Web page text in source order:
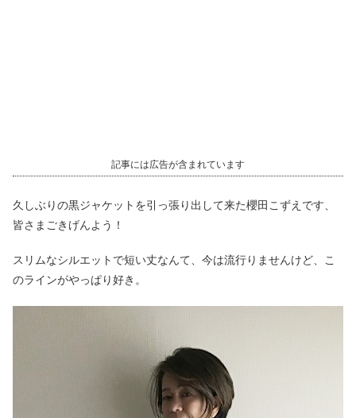
記事には広告が含まれています
久しぶりの黒ジャケットを引っ張り出して来た櫻田こずえです、
皆さまごきげんよう！
スリムなシルエットで短い丈なんて、今は流行りませんけど、こ
のラインがやっぱり好き。